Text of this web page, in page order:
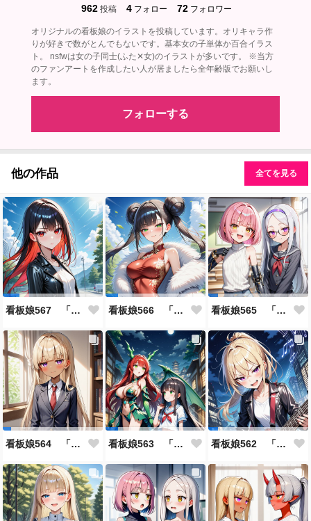
962 投稿 4 フォロー 72 フォロワー
オリジナルの看板娘のイラストを投稿しています。オリキャラ作
りが好きで数がとんでもないです。基本女の子単体か百合イラス
ト。 nsfwは女の子同士(ふた✕女)のイラストが多いです。 ※当方
のファンアートを作成したい人が居ましたら全年齢版でお願いし
ます。
フォローする
他の作品 全てを見る
看板娘567 「雪村恋のよもやま話」 看板娘566 「ナンシー・ツァオのよもやま話」 看板娘565 「銀一族」
看板娘564 「ジェルマ・レスポストン・八百のよもやま話」 看板娘563 「騒ぎの終わり」 看板娘562 「八木沼千絵のよもやま話」